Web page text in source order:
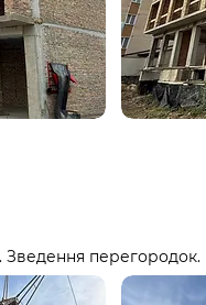
Зведення перегородок.